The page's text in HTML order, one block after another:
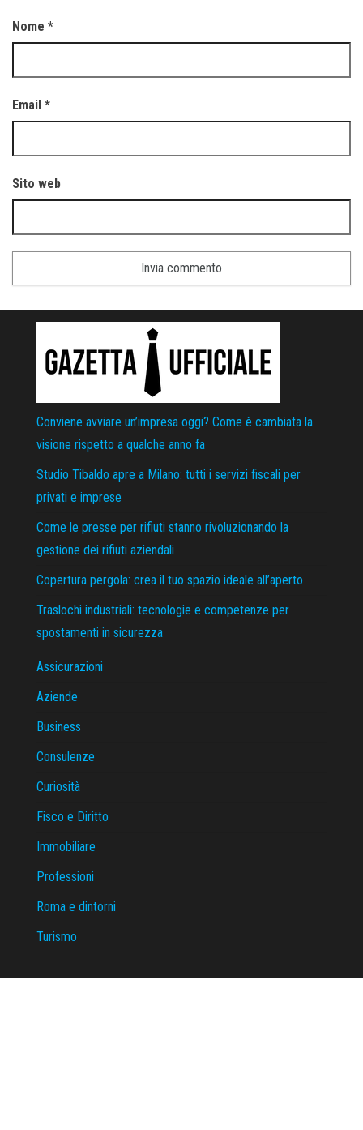
Nome *
Email *
Sito web
Conviene avviare un’impresa oggi? Come è cambiata la
visione rispetto a qualche anno fa
Studio Tibaldo apre a Milano: tutti i servizi fiscali per
privati e imprese
Come le presse per rifiuti stanno rivoluzionando la
gestione dei rifiuti aziendali
Copertura pergola: crea il tuo spazio ideale all’aperto
Traslochi industriali: tecnologie e competenze per
spostamenti in sicurezza
Assicurazioni
Aziende
Business
Consulenze
Curiosità
Fisco e Diritto
Immobiliare
Professioni
Roma e dintorni
Turismo